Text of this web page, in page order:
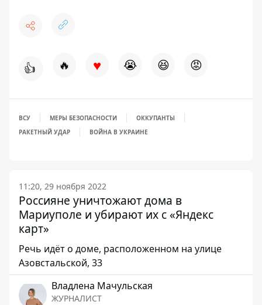
👍 🔥 ♥ 😭 😆 😡
ВСУ МЕРЫ БЕЗОПАСНОСТИ
ОККУПАНТЫ
РАКЕТНЫЙ УДАР
ВОЙНА В УКРАИНЕ
11:20, 29 ноября 2022
Россияне уничтожают дома в
Мариуполе и убирают их с «Яндекс
карт»
Речь идёт о доме, расположенном на улице
Азовстальской, 33
Владлена Мачульская
ЖУРНАЛИСТ